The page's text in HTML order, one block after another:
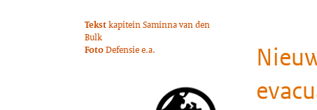
Tekstkapitein Saminna van den
Bulk
FotoDefensie e.a.